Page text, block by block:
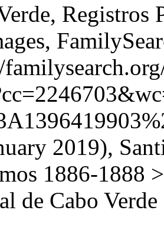
Registros
2019),
1886-1888
de Cabo